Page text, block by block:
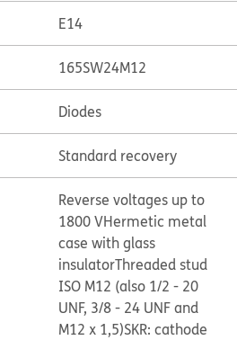
E14
165SW24M12
Diodes
Standard recovery
Reverse voltages up to
1800 VHermetic metal
case with glass
insulatorThreaded stud
ISO M12 (also 1/2 - 20
UNF, 3/8 - 24 UNF and
M12 x 1,5)SKR: cathode